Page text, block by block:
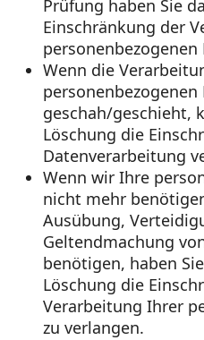
Prüfung haben Sie
Einschränkung der
Wenn die
geschah/geschieht,
Löschung die
Datenverarbeitung
Wenn wir Ihre
nicht mehr
Ausübung,
Geltendmachung
benötigen, haben
Löschung die
Verarbeitung Ihrer
zu verlangen.